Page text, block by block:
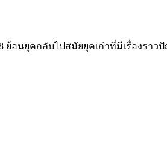
ย้อนยุคกลับไปสมัยยุคเก่าที่มีเรื่องร